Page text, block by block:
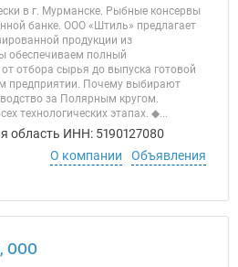
в г. Мурманске. Рыбные консервы
банке. ООО «Штиль» предлагает
продукции из
обеспечиваем полный
отбора сырья до выпуска готовой
предприятии. Почему выбирают
за Полярным кругом.
технологических этапах. ◆...
область ИНН: 5190127080
О компании
Объявления
ООО